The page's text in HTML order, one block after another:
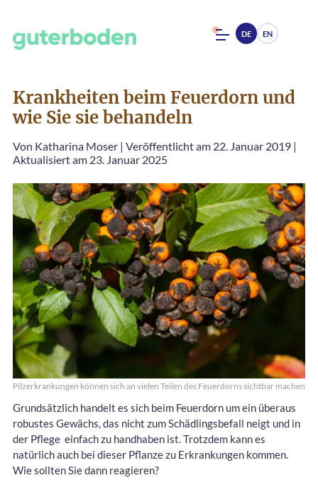
DE EN
Krankheiten beim Feuerdorn und
wie Sie sie behandeln
Von Katharina Moser | Veröffentlicht am 22. Januar 2019 |
Aktualisiert am 23. Januar 2025
Pilzerkrankungen können sich an vielen Teilen des Feuerdorns sichtbar machen
Grundsätzlich handelt es sich beim Feuerdorn um ein überaus
robustes Gewächs, das nicht zum Schädlingsbefall neigt und in
der Pflege einfach zu handhaben ist. Trotzdem kann es
natürlich auch bei dieser Pflanze zu Erkrankungen kommen.
Wie sollten Sie dann reagieren?